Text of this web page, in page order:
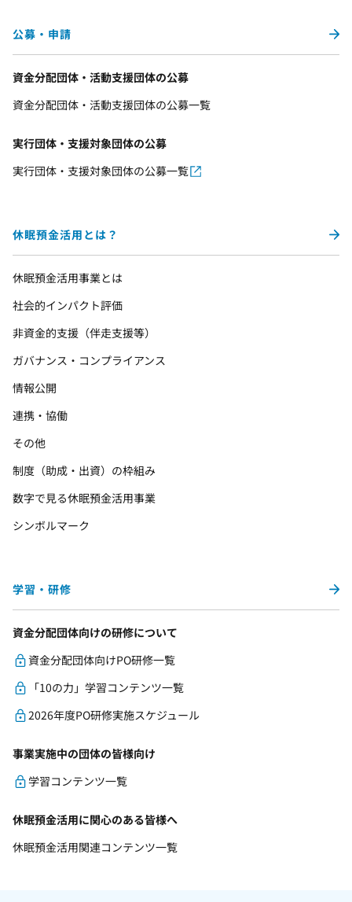
公募・申請
資金分配団体・活動支援団体の公募
資金分配団体・活動支援団体の公募一覧
実行団体・支援対象団体の公募
実行団体・支援対象団体の公募一覧
休眠預金活用とは？
休眠預金活用事業とは
社会的インパクト評価
非資金的支援（伴走支援等）
ガバナンス・コンプライアンス
情報公開
連携・協働
その他
制度（助成・出資）の枠組み
数字で見る休眠預金活用事業
シンボルマーク
学習・研修
資金分配団体向けの研修について
資金分配団体向けPO研修一覧
「10の力」学習コンテンツ一覧
2026年度PO研修実施スケジュール
事業実施中の団体の皆様向け
学習コンテンツ一覧
休眠預金活用に関心のある皆様へ
休眠預金活用関連コンテンツ一覧